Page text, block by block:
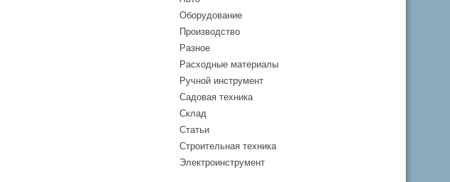
Оборудование
Производство
Разное
Расходные материалы
Ручной инструмент
Садовая техника
Склад
Статьи
Строительная техника
Электроинструмент